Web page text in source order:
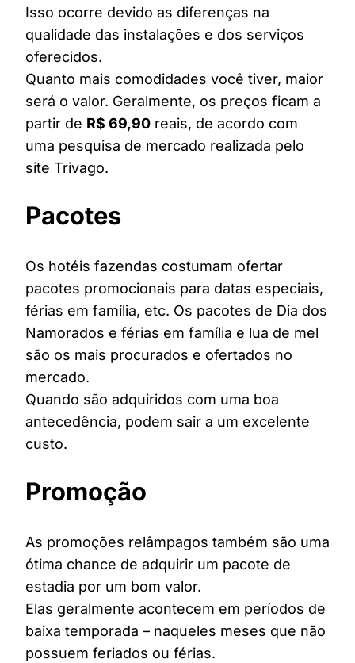
Isso ocorre devido as diferenças na
qualidade das instalações e dos serviços
oferecidos.
Quanto mais comodidades você tiver, maior
será o valor. Geralmente, os preços ficam a
partir de R$ 69,90 reais, de acordo com
uma pesquisa de mercado realizada pelo
site Trivago.
Pacotes
Os hotéis fazendas costumam ofertar
pacotes promocionais para datas especiais,
férias em família, etc. Os pacotes de Dia dos
Namorados e férias em família e lua de mel
são os mais procurados e ofertados no
mercado.
Quando são adquiridos com uma boa
antecedência, podem sair a um excelente
custo.
Promoção
As promoções relâmpagos também são uma
ótima chance de adquirir um pacote de
estadia por um bom valor.
Elas geralmente acontecem em períodos de
baixa temporada – naqueles meses que não
possuem feriados ou férias.